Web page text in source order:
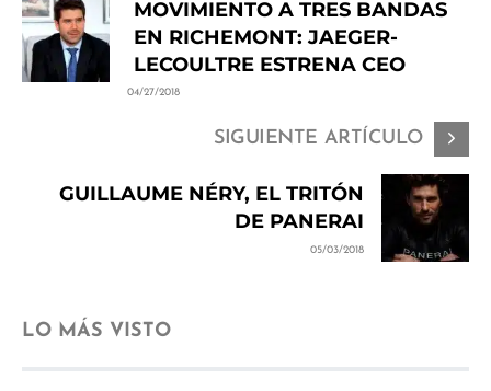
MOVIMIENTO A TRES BANDAS
EN RICHEMONT: JAEGER-
LECOULTRE ESTRENA CEO
04/27/2018
SIGUIENTE ARTÍCULO
GUILLAUME NÉRY, EL TRITÓN
DE PANERAI
05/03/2018
LO MÁS VISTO